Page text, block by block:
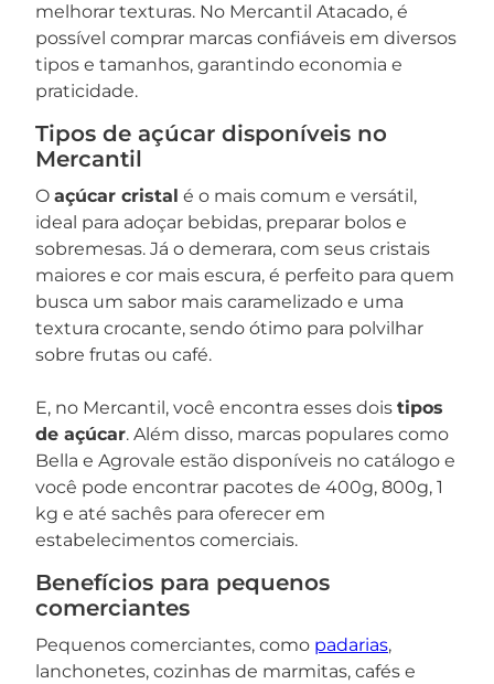
melhorar texturas. No Mercantil Atacado, é
possível comprar marcas confiáveis em diversos
tipos e tamanhos, garantindo economia e
praticidade.
Tipos de açúcar disponíveis no
Mercantil
O açúcar cristal é o mais comum e versátil,
ideal para adoçar bebidas, preparar bolos e
sobremesas. Já o demerara, com seus cristais
maiores e cor mais escura, é perfeito para quem
busca um sabor mais caramelizado e uma
textura crocante, sendo ótimo para polvilhar
sobre frutas ou café.
E, no Mercantil, você encontra esses dois tipos
de açúcar. Além disso, marcas populares como
Bella e Agrovale estão disponíveis no catálogo e
você pode encontrar pacotes de 400g, 800g, 1
kg e até sachês para oferecer em
estabelecimentos comerciais.
Benefícios para pequenos
comerciantes
Pequenos comerciantes, como padarias,
lanchonetes, cozinhas de marmitas, cafés e